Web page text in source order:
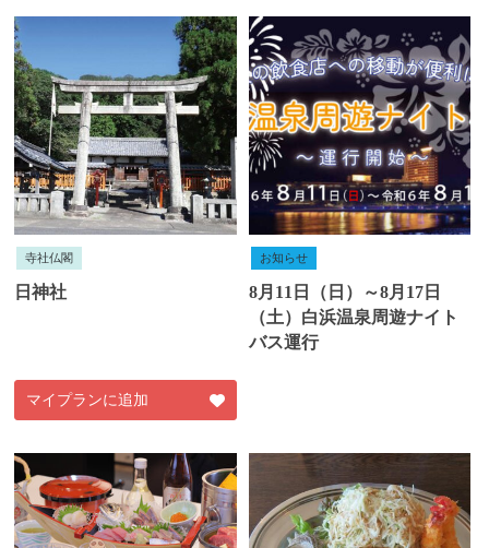
寺社仏閣
日神社
マイプランに追加
お知らせ
8月11日（日）～8月17日
（土）白浜温泉周遊ナイト
バス運行